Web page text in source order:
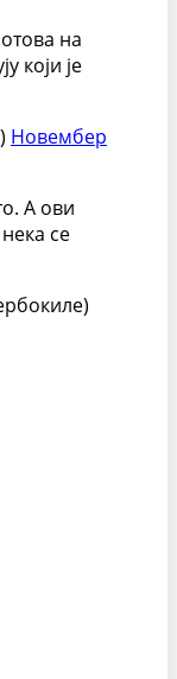
на
који је
Новембер
А ови
се